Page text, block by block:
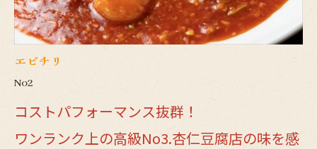
エビチリ
No2
コストパフォーマンス抜群！
ワンランク上の高級No3.杏仁豆腐店の味を感